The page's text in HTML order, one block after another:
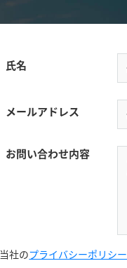
氏名
メールアドレス
お問い合わせ内容
当社のプライバシーポリシー